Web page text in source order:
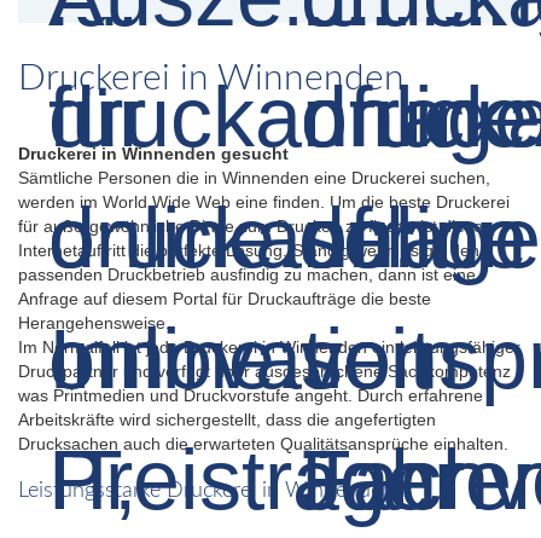
Druckerei in Winnenden
Druckerei in Winnenden gesucht
Sämtliche Personen die in Winnenden eine Druckerei suchen,
werden im World Wide Web eine finden. Um die beste Druckerei
für außergewöhnliche Dinge zum Drucken zu finden ist dieser
Internetauftritt die perfekte Lösung. Ständig wenn es gilt den
passenden Druckbetrieb ausfindig zu machen, dann ist eine
Anfrage auf diesem Portal für Druckaufträge die beste
Herangehensweise.
Im Normalfall ist jede Druckerei in Winnenden ein leistungsfähiger
Druckpartner und verfügt über ausgesprochene Sachkompetenz
was Printmedien und Druckvorstufe angeht. Durch erfahrene
Arbeitskräfte wird sichergestellt, dass die angefertigten
Drucksachen auch die erwarteten Qualitätsansprüche einhalten.
Leistungsstarke Druckerei in Winnenden